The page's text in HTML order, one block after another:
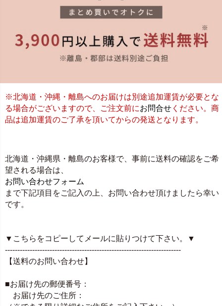
※北海道・沖縄・離島へのお届けは別途追加運賃が必要とな
る場合がございますので、ご注文前にお問合せ ください。商
品は追加運賃のご了承を頂いてからの発送となります。
北海道・沖縄県・離島のお客様で、事前に送料の確認をご希
望される場合は、
お問い合わせフォーム
まで下記項目をご記入の上、お問い合わせ頂けましたら幸い
です。
▼こちらをコピーしてメールに貼りつけて下さい。▼
-----------------------------------------------------------------------
【送料のお問い合わせ】
■お届け先の郵便番号：
お届け先のご住所：